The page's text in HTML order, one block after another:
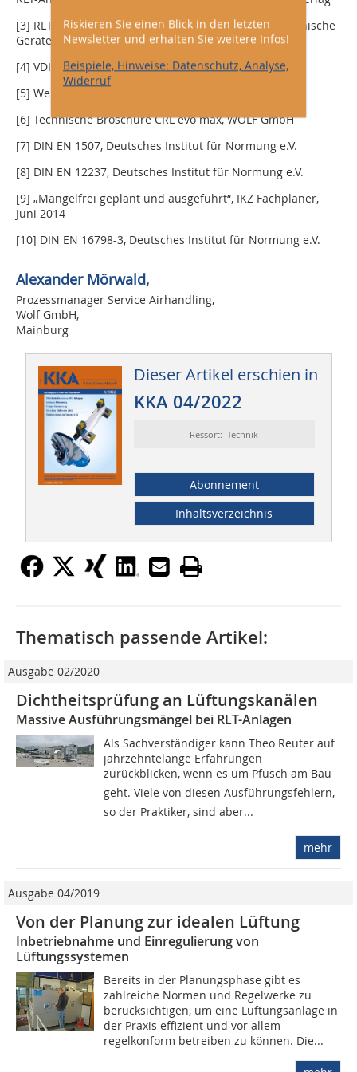
[3] RLT-Richtlinie 01, Herstellerverband Raumlufttechnische
Geräte e.V.
[4] VDI 3803 Blatt 1, Verein Deutscher Ingenieure e.V.
[5] Website der Wolf GmbH: www.wolf.eu
[6] Technische Broschüre CRL evo max, WOLF GmbH
[7] DIN EN 1507, Deutsches Institut für Normung e.V.
[8] DIN EN 12237, Deutsches Institut für Normung e.V.
[9] „Mangelfrei geplant und ausgeführt“, IKZ Fachplaner,
Juni 2014
[10] DIN EN 16798-3, Deutsches Institut für Normung e.V.
Alexander Mörwald,
Prozessmanager Service Airhandling,
Wolf GmbH,
Mainburg
Dieser Artikel erschien in
KKA 04/2022
Ressort: Technik
Abonnement
Inhaltsverzeichnis
Riskieren Sie einen Blick in den letzten
Newsletter und erhalten Sie weitere Infos!
Beispiele, Hinweise: Datenschutz, Analyse,
Widerruf
Thematisch passende Artikel:
Ausgabe 02/2020
Dichtheitsprüfung an Lüftungskanälen
Massive Ausführungsmängel bei RLT-Anlagen
Als Sachverständiger kann Theo Reuter auf
jahr­zehnte­lange Erfahrungen
zurückblicken, wenn es um Pfusch am Bau
geht. Viele von diesen Ausführungs­fehlern,
so der Praktiker, sind aber...
mehr
Ausgabe 04/2019
Von der Planung zur idealen Lüftung
Inbetriebnahme und Einregulierung von
Lüftungssystemen
Bereits in der Planungsphase gibt es
zahlreiche Normen und Regelwerke zu
berücksichtigen, um eine Lüftungsanlage in
der Praxis effizient und vor allem
regelkonform betreiben zu können. Die...